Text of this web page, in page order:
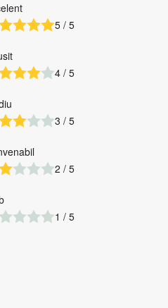
5 / 5
4 / 5
3 / 5
2 / 5
1 / 5